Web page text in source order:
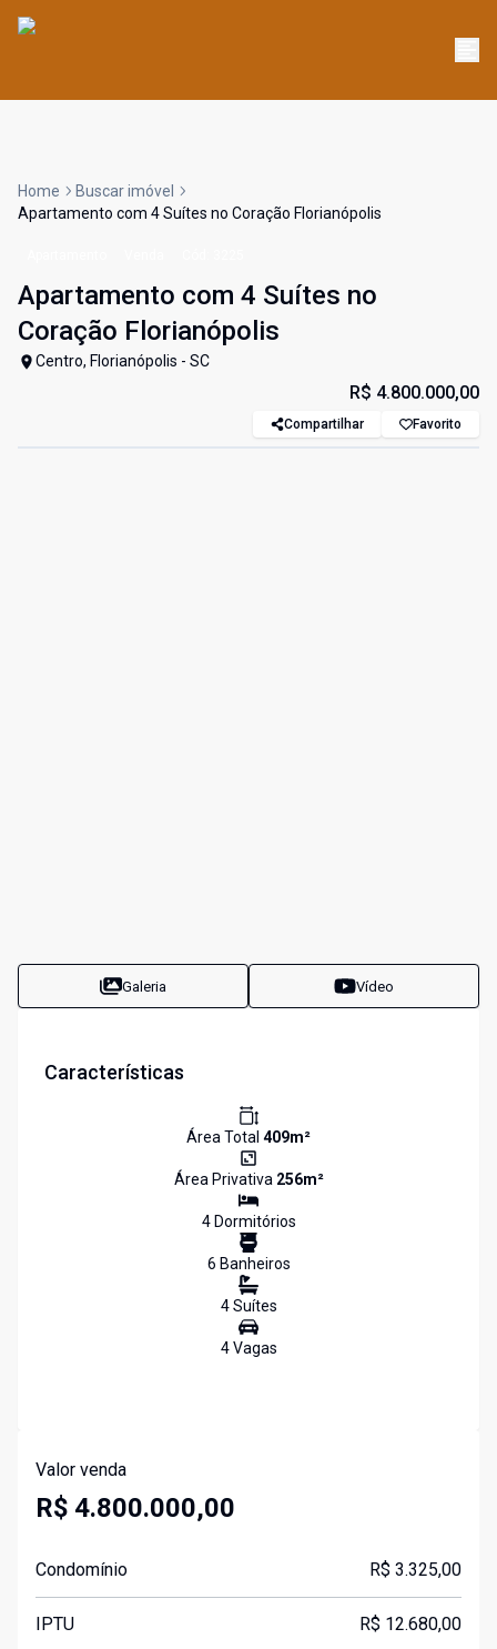
Home
Buscar imóvel
Apartamento com 4 Suítes no Coração Florianópolis
Apartamento com 4 Suítes no
Coração Florianópolis
Centro, Florianópolis - SC
R$ 4.800.000,00
Compartilhar Favorito
Galeria Vídeo
Características
Área Total 409m²
Área Privativa 256m²
4Dormitórios
6 Banheiros
4Suítes
4Vagas
Valor venda
R$ 4.800.000,00
Condomínio R$ 3.325,00
IPTU R$ 12.680,00